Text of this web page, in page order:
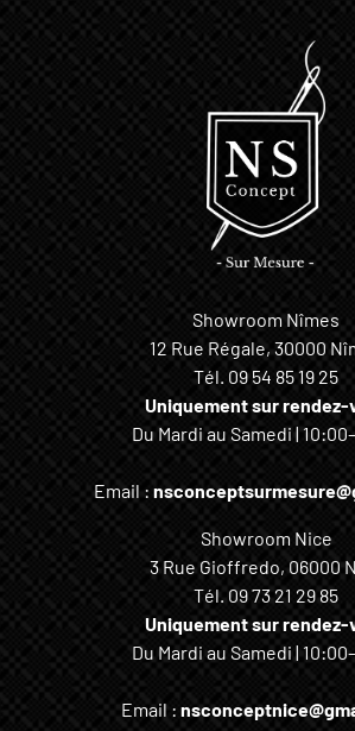
Showroom Nîmes
12 Rue Régale, 30000
Tél. 09 54 85 19 25
Uniquement sur rendez-
Du Mardi au Samedi |
Email :
Showroom Nice
3 Rue Gioffredo, 06000
Tél. 09 73 21 29 85
Uniquement sur rendez-
Du Mardi au Samedi |
Email :